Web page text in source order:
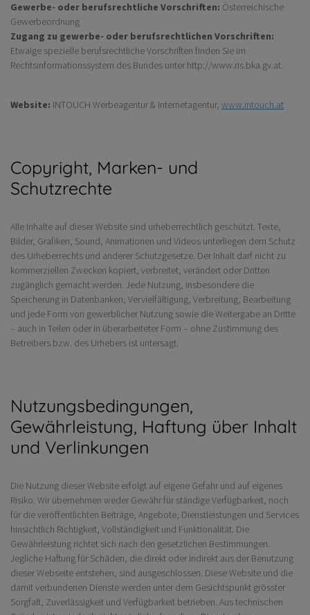
Gewerbe- oder berufsrechtliche Vorschriften: Österreichische
Gewerbeordnung
Zugang zu gewerbe- oder berufsrechtlichen Vorschriften:
Etwaige spezielle berufsrechtliche Vorschriften finden Sie im
Rechtsinformationssystem des Bundes unter http://www.ris.bka.gv.at.
Website: INTOUCH Werbeagentur & Internetagentur, www.intouch.at
Copyright, Marken- und
Schutzrechte
Alle Inhalte auf dieser Website sind urheberrechtlich geschützt. Texte,
Bilder, Grafiken, Sound, Animationen und Videos unterliegen dem Schutz
des Urheberrechts und anderer Schutzgesetze. Der Inhalt darf nicht zu
kommerziellen Zwecken kopiert, verbreitet, verändert oder Dritten
zugänglich gemacht werden. Jede Nutzung, insbesondere die
Speicherung in Datenbanken, Vervielfältigung, Verbreitung, Bearbeitung
und jede Form von gewerblicher Nutzung sowie die Weitergabe an Dritte
– auch in Teilen oder in überarbeiteter Form – ohne Zustimmung des
Betreibers bzw. des Urhebers ist untersagt.
Nutzungsbedingungen,
Gewährleistung, Haftung über Inhalt
und Verlinkungen
Die Nutzung dieser Website erfolgt auf eigene Gefahr und auf eigenes
Risiko. Wir übernehmen weder Gewähr für ständige Verfügbarkeit, noch
für die veröffentlichten Beiträge, Angebote, Dienstleistungen und Services
hinsichtlich Richtigkeit, Vollständigkeit und Funktionalität. Die
Gewährleistung richtet sich nach den gesetzlichen Bestimmungen.
Jegliche Haftung für Schäden, die direkt oder indirekt aus der Benutzung
dieser Webseite entstehen, sind ausgeschlossen. Diese Website und die
damit verbundenen Dienste werden unter dem Gesichtspunkt grösster
Sorgfalt, Zuverlässigkeit und Verfügbarkeit betrieben. Aus technischen